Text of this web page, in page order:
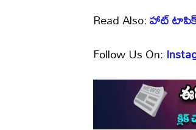
Read Also:హాట్
Follow Us On: